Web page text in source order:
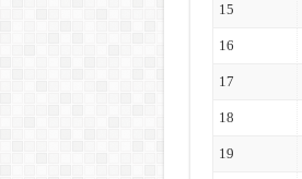
15
16
17
18
19